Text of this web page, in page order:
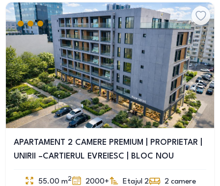
APARTAMENT 2 CAMERE PREMIUM | PROPRIETAR |
UNIRII –CARTIERUL EVREIESC | BLOC NOU
55.00 m2 2000+ Etajul 2 2 camere